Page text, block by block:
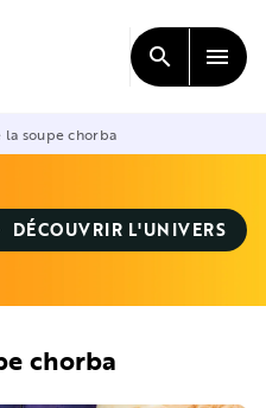
CONTENU
search menu
la soupe chorba
DÉCOUVRIR L'UNIVERS
chorba